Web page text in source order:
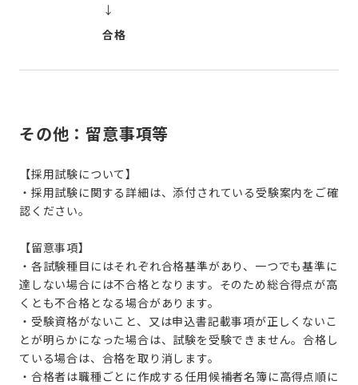
↓
合格
その他：留意事項等
【採用試験について】
・採用試験に関する詳細は、添付されている受験案内をご確
認ください。
【留意事項】
・各試験種目にはそれぞれ合格基準があり、一つでも基準に
達しない場合には不合格となります。そのため総合得点が高
くとも不合格となる場合があります。
・受験資格がないこと、又は申込書記載事項が正しくないこ
とが明らかになった場合は、試験を受験できません。合格し
ている場合は、合格を取り消します。
・合格者は職種ごとに作成する任用候補者名簿に高得点順に